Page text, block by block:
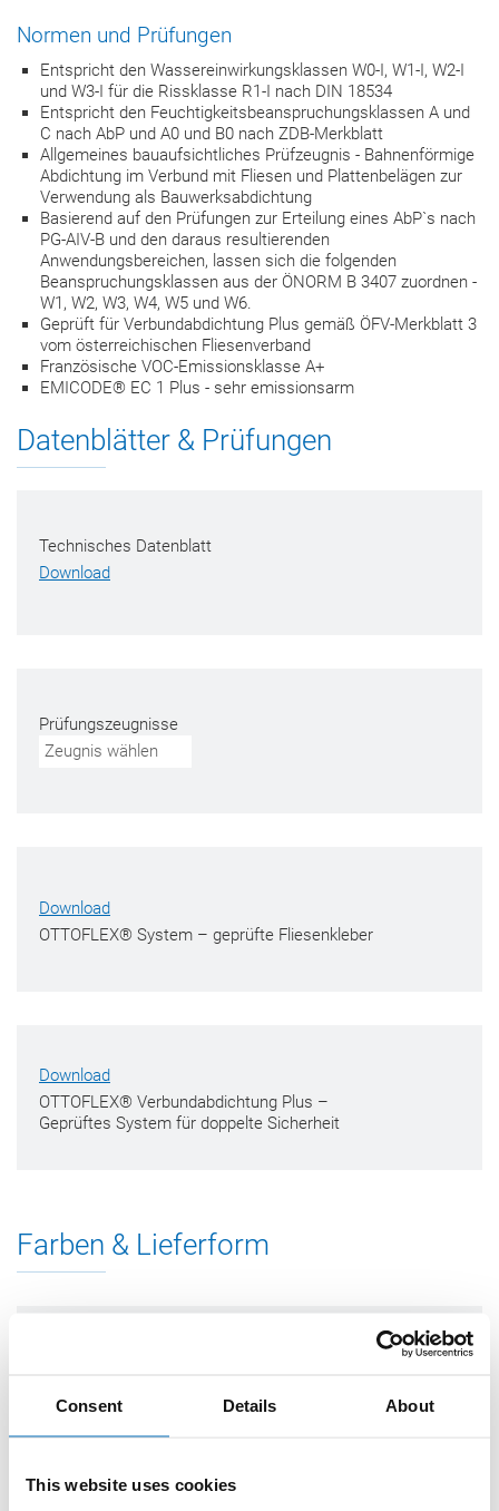
Consent Details About
This website uses cookies
Normen und Prüfungen
Entspricht den Wassereinwirkungsklassen W0-I, W1-I, W2-I
und W3-I für die Rissklasse R1-I nach DIN 18534
Entspricht den Feuchtigkeitsbeanspruchungsklassen A und
C nach AbP und A0 und B0 nach ZDB-Merkblatt
Allgemeines bauaufsichtliches Prüfzeugnis - Bahnenförmige
Abdichtung im Verbund mit Fliesen und Plattenbelägen zur
Verwendung als Bauwerksabdichtung
Basierend auf den Prüfungen zur Erteilung eines AbP`s nach
PG-AIV-B und den daraus resultierenden
Anwendungsbereichen, lassen sich die folgenden
Beanspruchungsklassen aus der ÖNORM B 3407 zuordnen -
W1, W2, W3, W4, W5 und W6.
Geprüft für Verbundabdichtung Plus gemäß ÖFV-Merkblatt 3
vom österreichischen Fliesenverband
Französische VOC-Emissionsklasse A+
EMICODE® EC 1 Plus - sehr emissionsarm
Datenblätter & Prüfungen
Technisches Datenblatt
Download
Prüfungszeugnisse
Zeugnis wählen
Download
OTTOFLEX® System – geprüfte Fliesenkleber
Download
OTTOFLEX® Verbundabdichtung Plus –
Geprüftes System für doppelte Sicherheit
Farben & Lieferform
Bestellcode
1 Stück